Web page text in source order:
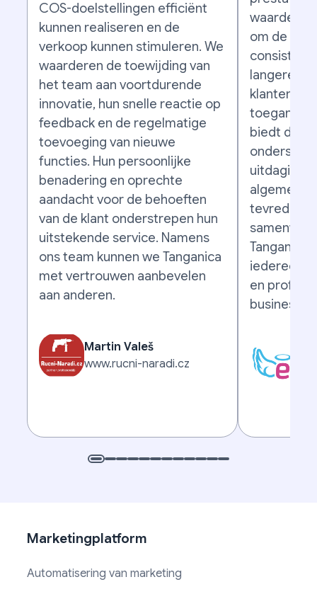
COS-doelstellingen efficiënt
kunnen realiseren en de
verkoop kunnen stimuleren. We
waarderen de toewijding van
het team aan voortdurende
innovatie, hun snelle reactie op
feedback en de regelmatige
toevoeging van nieuwe
functies. Hun persoonlijke
benadering en oprechte
aandacht voor de behoeften
van de klant onderstrepen hun
uitstekende service. Namens
ons team kunnen we Tanganica
met vertrouwen aanbevelen
aan anderen.
Martin Valeš
www.rucni-naradi.cz
om de
consistent
langere
biedt
algemeen
tevreden
Tanganica
iedereen
en
Marketingplatform
Automatisering van marketing